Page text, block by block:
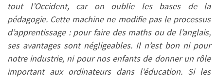
tout l’Occident, car on oublie les bases de la
pédagogie. Cette machine ne modifie pas le processus
d’apprentissage : pour faire des maths ou de l’anglais,
ses avantages sont négligeables. Il n’est bon ni pour
notre industrie, ni pour nos enfants de donner un rôle
important aux ordinateurs dans l’éducation. Si les